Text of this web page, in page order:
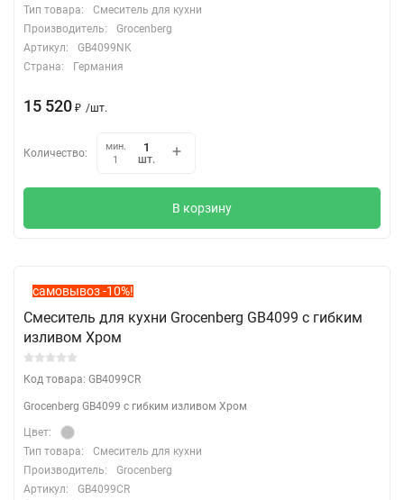
Тип товара:
Смеситель для кухни
Производитель:
Grocenberg
Артикул:
GB4099NK
Страна:
Германия
15 520 ₽ /шт.
Количество:
мин.
1
шт.
В корзину
самовывоз -10%!
Смеситель для кухни Grocenberg GB4099 с гибким
изливом Хром
Код товара: GB4099CR
Grocenberg GB4099 с гибким изливом Хром
Цвет:
Тип товара:
Смеситель для кухни
Производитель:
Grocenberg
Артикул:
GB4099CR